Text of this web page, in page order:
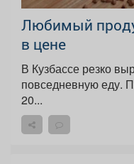
Любимый
в цене
В Кузбассе резко
повседневную еду. По данным Кемеровостата, с
20...